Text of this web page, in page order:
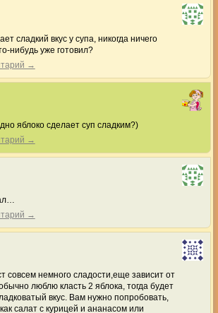
сладкий вкус у супа, никогда ничего
нибудь уже готовил?
→
яблоко сделает суп сладким?)
→
→
совсем немного сладости,еще зависит от
люблю класть 2 яблока, тогда будет
вкус. Вам нужно попробовать,
салат с курицей и ананасом или